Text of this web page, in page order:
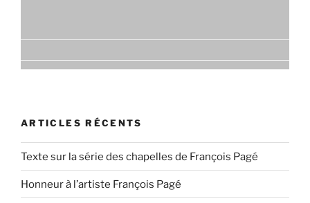
ARTICLES RÉCENTS
Texte sur la série des chapelles de François Pagé
Honneur à l’artiste François Pagé